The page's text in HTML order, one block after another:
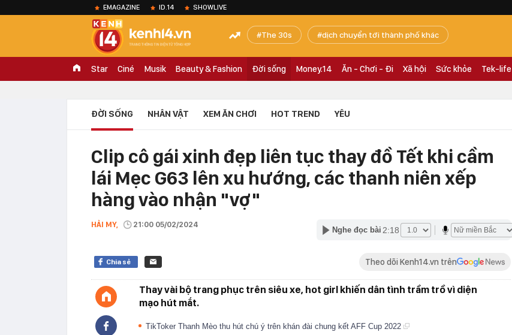
EMAGAZINE ID.14 SHOWLIVE
The 30s dịch chuyển tới thành phố khác
Star Ciné Musik Beauty & Fashion Đời sống Money.14 Ăn - Chơi - Đi Xã hội Sức khỏe Tek-life
ĐỜI SỐNG NHÂN VẬT XEM ĂN CHƠI HOT TREND YÊU
Clip cô gái xinh đẹp liên tục thay đồ Tết khi cầm
lái Mẹc G63 lên xu hướng, các thanh niên xếp
hàng vào nhận "vợ"
HẢI MY, 21:00 05/02/2024
Nghe đọc bài 2:18
Chia sẻ Theo dõi Kenh14.vn trên
Thay vài bộ trang phục trên siêu xe, hot girl khiến dân tình trầm trồ vì diện
mạo hút mắt.
TikToker Thanh Mèo thu hút chú ý trên khán đài chung kết AFF Cup 2022